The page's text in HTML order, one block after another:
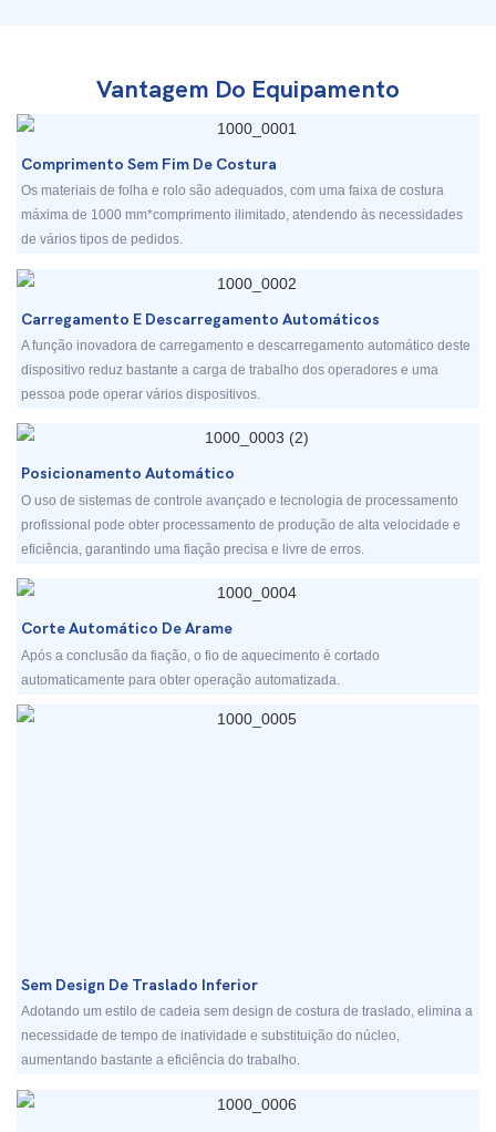
Vantagem Do Equipamento
Comprimento Sem Fim De Costura
Os materiais de folha e rolo são adequados, com uma faixa de costura
máxima de 1000 mm*comprimento ilimitado, atendendo às necessidades
de vários tipos de pedidos.
Carregamento E Descarregamento Automáticos
A função inovadora de carregamento e descarregamento automático deste
dispositivo reduz bastante a carga de trabalho dos operadores e uma
pessoa pode operar vários dispositivos.
Posicionamento Automático
O uso de sistemas de controle avançado e tecnologia de processamento
profissional pode obter processamento de produção de alta velocidade e
eficiência, garantindo uma fiação precisa e livre de erros.
Corte Automático De Arame
Após a conclusão da fiação, o fio de aquecimento é cortado
automaticamente para obter operação automatizada.
Sem Design De Traslado Inferior
Adotando um estilo de cadeia sem design de costura de traslado, elimina a
necessidade de tempo de inatividade e substituição do núcleo,
aumentando bastante a eficiência do trabalho.